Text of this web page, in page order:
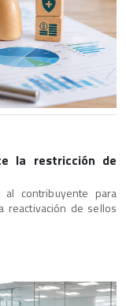
la restricción de
contribuyente para
reactivación de sellos